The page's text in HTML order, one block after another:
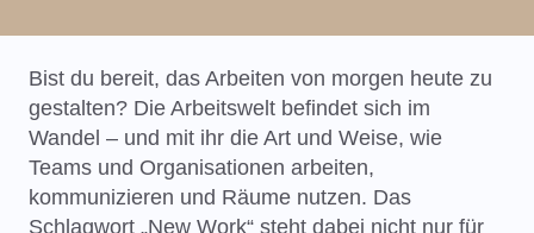
Bist du bereit, das Arbeiten von morgen heute zu
gestalten? Die Arbeitswelt befindet sich im
Wandel – und mit ihr die Art und Weise, wie
Teams und Organisationen arbeiten,
kommunizieren und Räume nutzen. Das
Schlagwort „New Work“ steht dabei nicht nur für